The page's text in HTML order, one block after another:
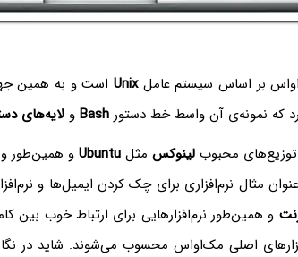
بر اساس سیستم عاملUnix است و به همین
Bash ولایه‌های
محبوب لینوکسمثل Ubuntuو همین‌طور
مثال نرم‌افزاری برای چک کردن ایمیل‌ها و
و همین‌طور نرم‌افزارهایی برای ارتباط خوب
اصلی مک‌او‌اس محسوب می‌شوند. شاید در